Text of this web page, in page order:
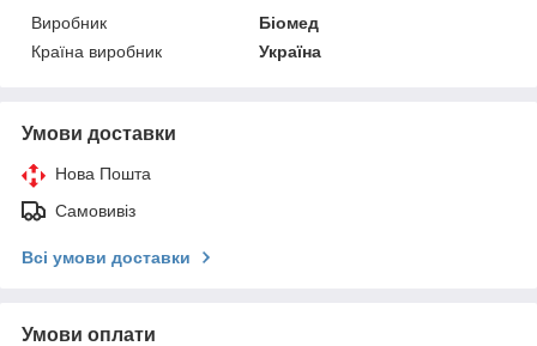
Виробник
Біомед
Країна виробник
Україна
Умови доставки
Нова Пошта
Самовивіз
Всі умови доставки
Умови оплати